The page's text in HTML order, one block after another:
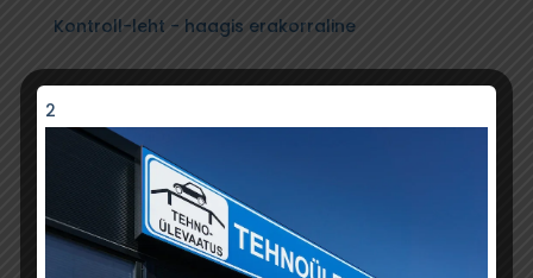
Kontroll-leht - haagis erakorraline
2